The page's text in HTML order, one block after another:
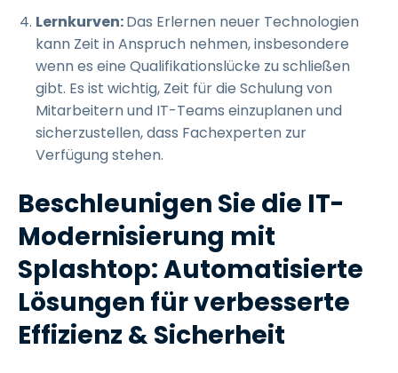
Lernkurven:Das Erlernen neuer Technologien
kann Zeit in Anspruch nehmen, insbesondere
wenn es eine Qualifikationslücke zu schließen
gibt. Es ist wichtig, Zeit für die Schulung von
Mitarbeitern und IT-Teams einzuplanen und
sicherzustellen, dass Fachexperten zur
Verfügung stehen.
Beschleunigen Sie die IT-
Modernisierung mit
Splashtop: Automatisierte
Lösungen für verbesserte
Effizienz & Sicherheit